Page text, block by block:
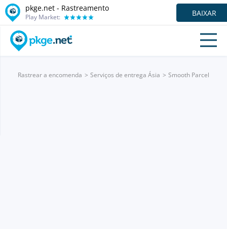
pkge.net - Rastreamento
Play Market: BAIXAR
Rastrear a encomenda Serviços de entrega Ásia Smooth Parcel